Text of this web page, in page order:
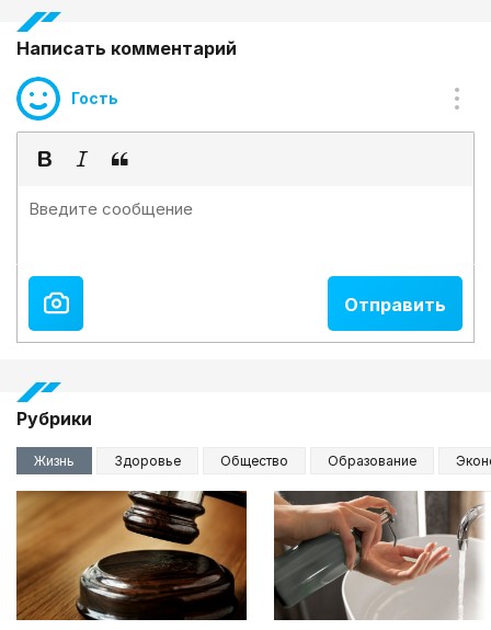
Написать комментарий
Гость
Рубрики
Жизнь Здоровье Общество Образование